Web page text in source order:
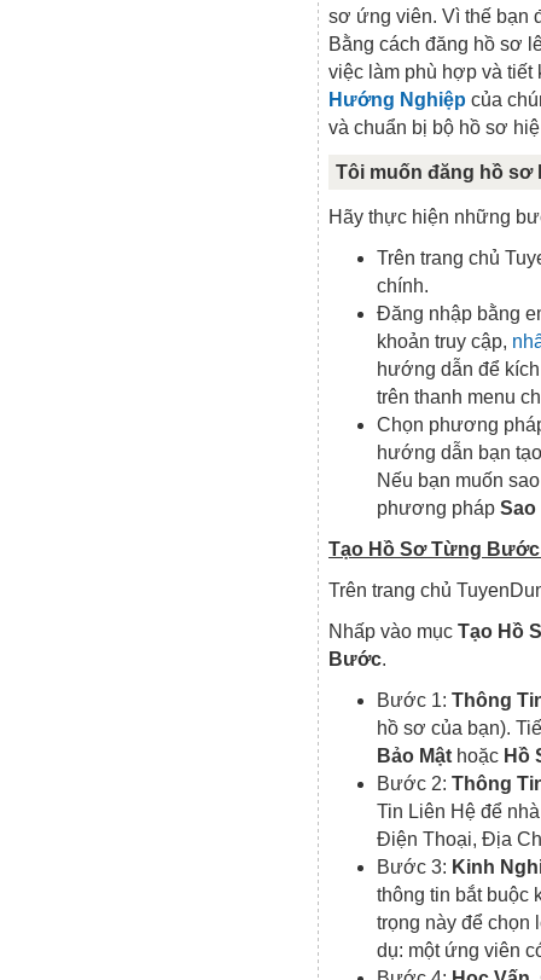
sơ ứng viên. Vì thế bạn
Bằng cách đăng hồ sơ
việc làm phù hợp và
Hướng Nghiệp của
và chuẩn bị bộ hồ sơ
Tôi muốn đăng hồ sơ
Hãy thực hiện những
Trên trang chủ
chính.
Đăng nhập bằng
khoản truy cập,
hướng dẫn để
trên thanh menu
Chọn phương
hướng dẫn bạn
Nếu bạn muốn
phương pháp Sao
Tạo Hồ Sơ Từng
Trên trang chủ
Nhấp vào mục Tạo Hồ
Bước.
Bước 1: Thông
hồ sơ của bạn).
Bảo Mật hoặc Hồ
Bước 2: Thông
Tin Liên Hệ để
Điện Thoại, Địa
Bước 3: Kinh
thông tin bắt buộc
trọng này để chọn
dụ: một ứng viên